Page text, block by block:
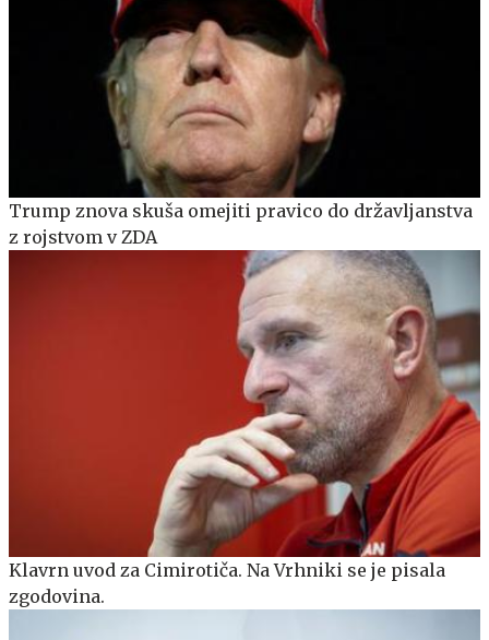
Trump znova skuša omejiti pravico do državljanstva
z rojstvom v ZDA
Klavrn uvod za Cimirotiča. Na Vrhniki se je pisala
zgodovina.